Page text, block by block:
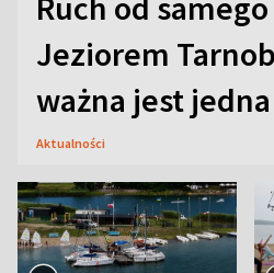
Jeziorem
ważna jest
Aktualności